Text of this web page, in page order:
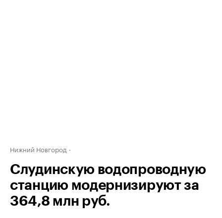
Нижний Новгород
Слудинскую водопроводную
станцию модернизируют за
364,8 млн руб.